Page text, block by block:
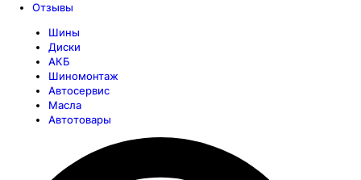
Отзывы
Шины
Диски
АКБ
Шиномонтаж
Автосервис
Масла
Автотовары